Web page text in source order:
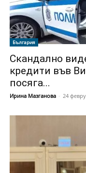
България
Скандално
кредити във
посяга...
Ирина Мазганова - 24